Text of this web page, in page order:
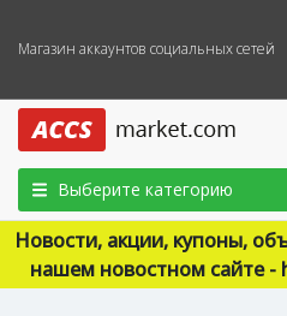
Магазин аккаунтов социальных сетей
Выберите категорию
Новости, акции, купоны,
нашем новостном сайте